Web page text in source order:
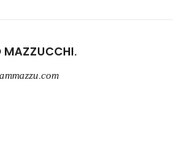
MAZZUCCHI